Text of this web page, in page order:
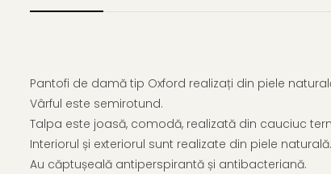
Pantofi de damă tip Oxford realizați din piele
Vârful este semirotund.
Talpa este joasă, comodă, realizată din cauciuc
Interiorul și exteriorul sunt realizate din piele naturală.
Au căptușeală antiperspirantă și antibacteriană.